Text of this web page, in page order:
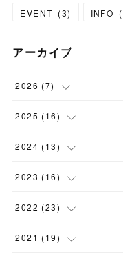
EVENT (3) INFO (
アーカイブ
2026 (7)
(1)
(1)
(1)
(1 )
2025 (16)
(1)
(1)
(2)
( 2 )
2024 (13)
(1)
(1)
(1)
2023 (16)
(1)
(1)
2022 (23)
(2)
2021 (19)